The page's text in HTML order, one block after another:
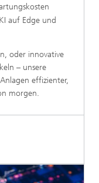
auf Edge und
oder innovative
– unsere
effizienter,
morgen.